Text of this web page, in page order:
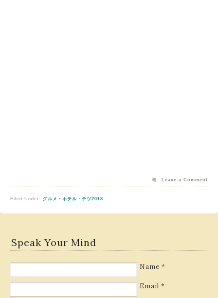
Filed Under: グルメ・ホテル・テツ2018
Leave a Comment
Speak Your Mind
Name *
Email *